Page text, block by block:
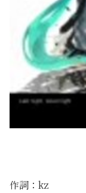
作詞：kz